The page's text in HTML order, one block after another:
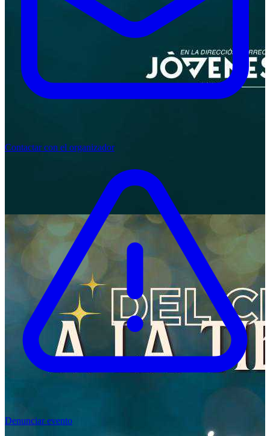
Contactar con el organizador
Denunciar evento